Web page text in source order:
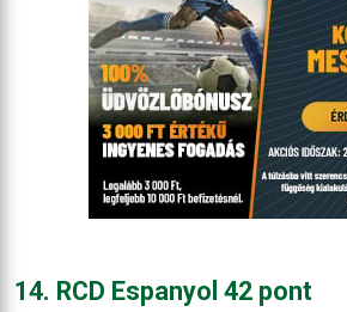
14. RCD Espanyol 42 pont